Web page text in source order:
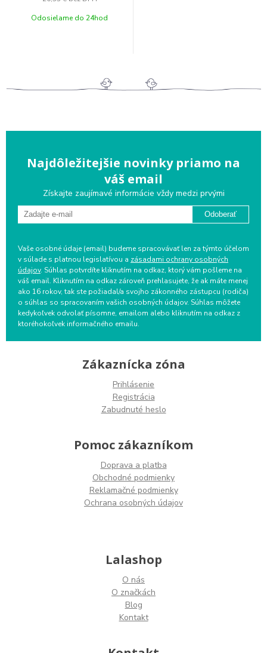
Odosielame do 24hod
Najdôležitejšie novinky priamo na
váš email
Získajte zaujímavé informácie vždy medzi prvými
Odoberať
Vaše osobné údaje (email) budeme spracovávať len za týmto účelom
v súlade s platnou legislatívou a zásadami ochrany osobných
údajov. Súhlas potvrdíte kliknutím na odkaz, ktorý vám pošleme na
váš email. Kliknutím na odkaz zároveň prehlasujete, že ak máte menej
ako 16 rokov, tak ste požiadal/a svojho zákonného zástupcu (rodiča)
o súhlas so spracovaním vašich osobných údajov. Súhlas môžete
kedykoľvek odvolať písomne, emailom alebo kliknutím na odkaz z
ktoréhokoľvek informačného emailu.
Zákaznícka zóna
Prihlásenie
Registrácia
Zabudnuté heslo
Pomoc zákazníkom
Doprava a platba
Obchodné podmienky
Reklamačné podmienky
Ochrana osobných údajov
Lalashop
O nás
O značkách
Blog
Kontakt